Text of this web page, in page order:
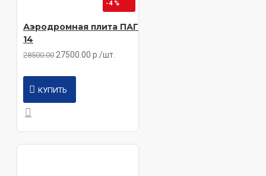
Наименование Длина, мм
ПАГ-14
ПАГ-18
ПАГ-20 6000
-4 %
Аэродромная плита ПАГ
14
28500.00 27500.00 р./шт.
КУПИТЬ